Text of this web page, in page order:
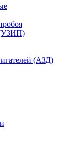
(УЗИП)
(АЗД)